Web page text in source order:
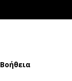
Βοήθεια